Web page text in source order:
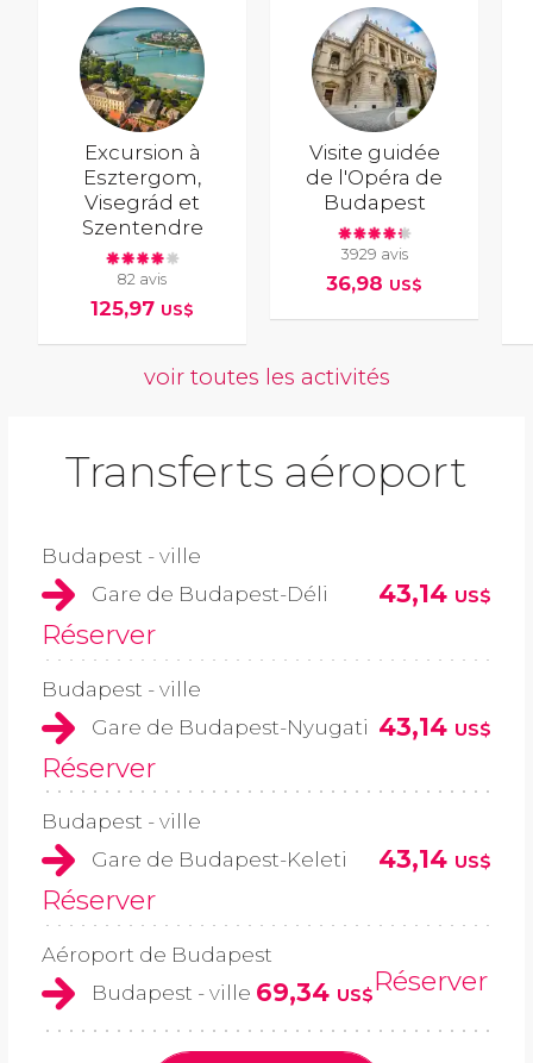
Excursion à
Esztergom,
Visegrád et
Szentendre
82 avis
125,97 US$
Visite guidée
de l'Opéra de
Budapest
3929 avis
36,98 US$
voir toutes les activités
Transferts aéroport
Budapest - ville
Gare de Budapest-Déli
43,14 US$
Réserver
Budapest - ville
Gare de Budapest-Nyugati 43,14 US$
Réserver
Budapest - ville
Gare de Budapest-Keleti
43,14 US$
Réserver
Aéroport de Budapest
Budapest - ville 69,34 US$Réserver